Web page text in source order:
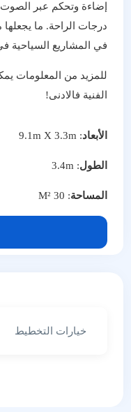
إضاءة وتحكم عبر
درجات الراحة. ما يجعلها
في المشاريع السياحية
للمزيد من المعلومات
الفنية فالادنى!
الأبعاد: 9.1m X 3.3m
الطول: 3.4m
المساحة: 30 M²
خيارات التخطيط